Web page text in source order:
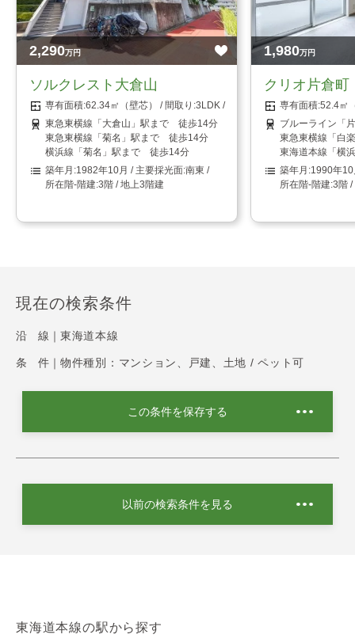
2,290万円
ソルクレスト大倉山
62.34㎡（壁芯）
3LDK
東急東横線「大倉山」駅まで 徒歩14分
東急東横線「菊名」駅まで 徒歩14分
横浜線「菊名」駅まで 徒歩14分
1982年10月
南東
3階 / 地上3階建
1,980万円
クリオ片倉
52.4㎡
ブルーライン「
東急東横線「白
東海道本線「横
1990年10
3階 /
現在の検索条件
沿 線｜ 東海道本線
条 件｜ 物件種別：マンション、戸建、土地 / ペット可
この条件を保存する
以前の検索条件を見る
東海道本線の駅から探す